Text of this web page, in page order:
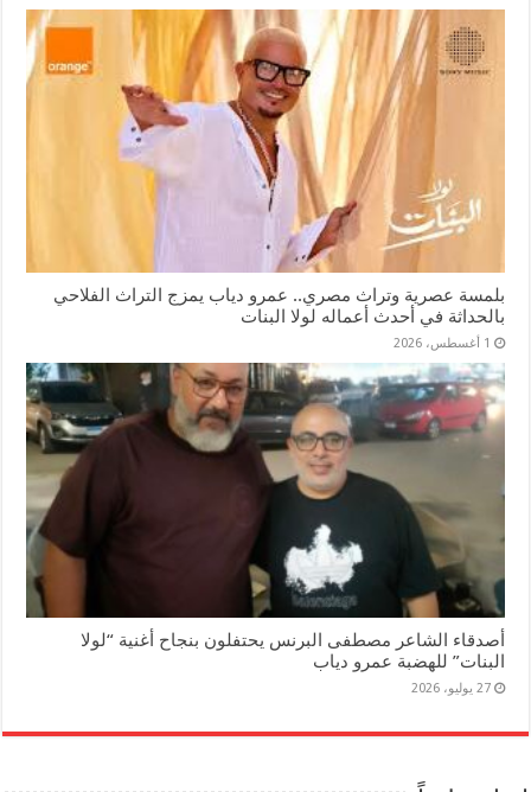
بلمسة عصرية وتراث مصري.. عمرو دياب يمزج التراث الفلاحي
بالحداثة في أحدث أعماله لولا البنات
1 أغسطس، 2026
أصدقاء الشاعر مصطفى البرنس يحتفلون بنجاح أغنية “لولا
البنات” للهضبة عمرو دياب
27 يوليو، 2026